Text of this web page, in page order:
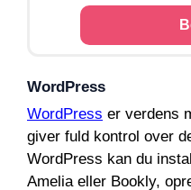
WordPress
WordPress er verdens
giver fuld kontrol over
WordPress kan du
Amelia eller Bookly,